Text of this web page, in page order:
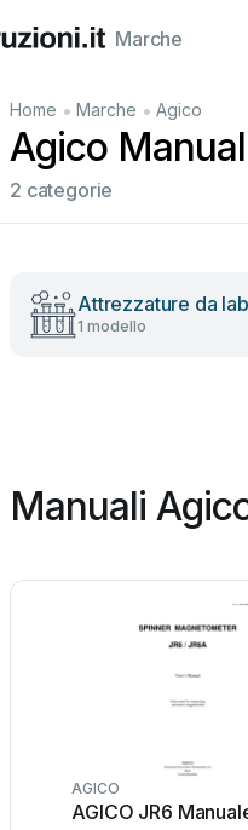
Italiano Français
Marche
Home • Marche • Agico
Agico
2 categorie
Attrezzature da
1 modello
Manuali
AGICO
AGICO JR6